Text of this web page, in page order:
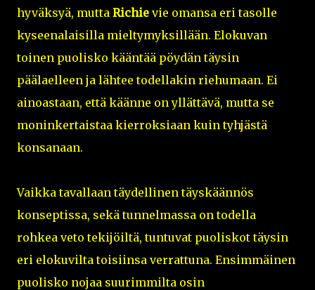
hyväksyä, mutta Richie vie omansa eri tasolle
kyseenalaisilla mieltymyksillään. Elokuvan
toinen puolisko kääntää pöydän täysin
päälaelleen ja lähtee todellakin riehumaan. Ei
ainoastaan, että käänne on yllättävä, mutta se
moninkertaistaa kierroksiaan kuin tyhjästä
konsanaan.
Vaikka tavallaan täydellinen täyskäännös
konseptissa, sekä tunnelmassa on todella
rohkea veto tekijöiltä, tuntuvat puoliskot täysin
eri elokuvilta toisiinsa verrattuna. Ensimmäinen
puolisko nojaa suurimmilta osin